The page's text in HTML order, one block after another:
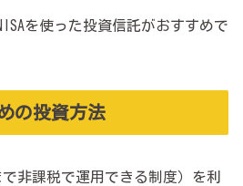
を使った投資信託がおすすめで
の投資方法
非課税で運用できる制度）を利